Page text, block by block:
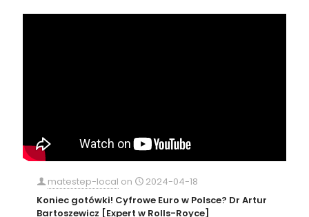
matestep-local on
2024-04-18
Koniec gotówki! Cyfrowe Euro w Polsce? Dr Artur
Bartoszewicz [Expert w Rolls-Royce]